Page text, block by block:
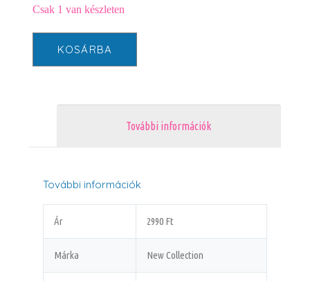
Csak 1 van készleten
KOSÁRBA
További információk
További információk
Ár 2990 Ft
Márka New Collection